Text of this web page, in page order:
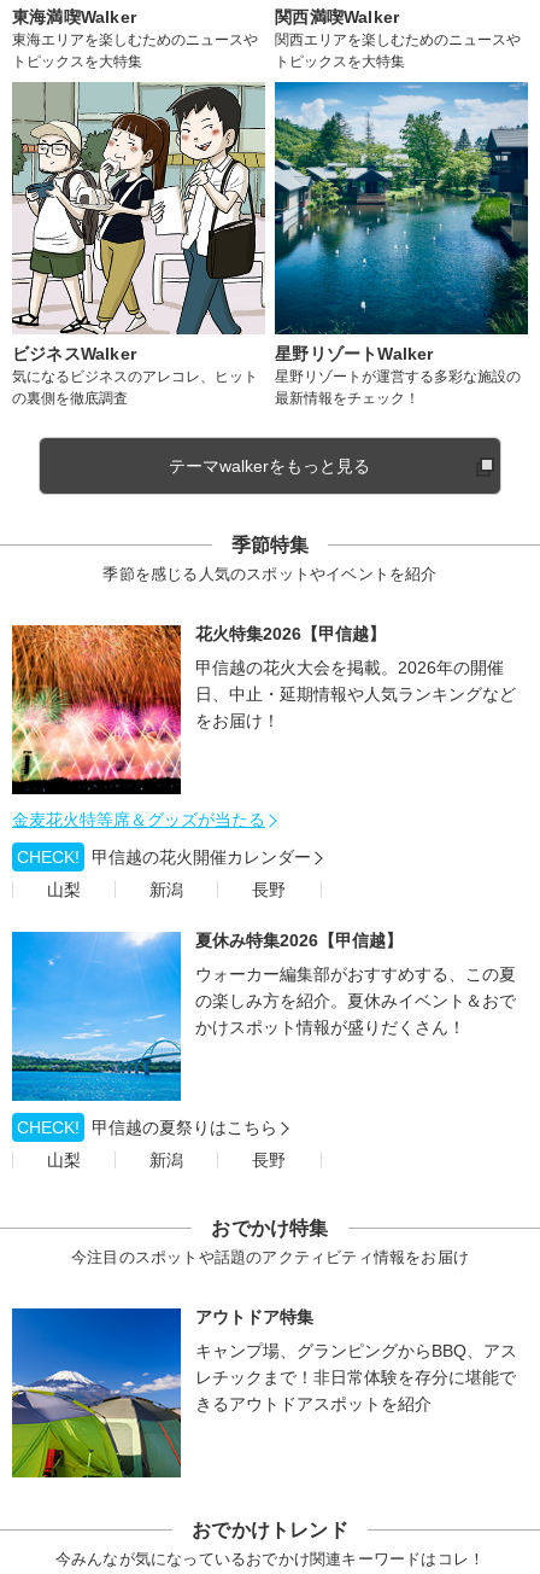
東海満喫Walker
東海エリアを楽しむためのニュースや
トピックスを大特集
関西満喫Walker
関西エリアを楽しむためのニュースや
トピックスを大特集
ビジネスWalker
気になるビジネスのアレコレ、ヒット
の裏側を徹底調査
星野リゾートWalker
星野リゾートが運営する多彩な施設の
最新情報をチェック！
テーマwalkerをもっと見る
季節特集
季節を感じる人気のスポットやイベントを紹介
花火特集2026【甲信越】
甲信越の花火大会を掲載。2026年の開催
日、中止・延期情報や人気ランキングなど
をお届け！
金麦花火特等席＆グッズが当たる
CHECK!
甲信越の花火開催カレンダー
山梨
新潟 長野
夏休み特集2026【甲信越】
ウォーカー編集部がおすすめする、この夏
の楽しみ方を紹介。夏休みイベント＆おで
かけスポット情報が盛りだくさん！
CHECK!
甲信越の夏祭りはこちら
山梨
新潟 長野
おでかけ特集
今注目のスポットや話題のアクティビティ情報をお届け
アウトドア特集
キャンプ場、グランピングからBBQ、アス
レチックまで！非日常体験を存分に堪能で
きるアウトドアスポットを紹介
おでかけトレンド
今みんなが気になっているおでかけ関連キーワードはコレ！